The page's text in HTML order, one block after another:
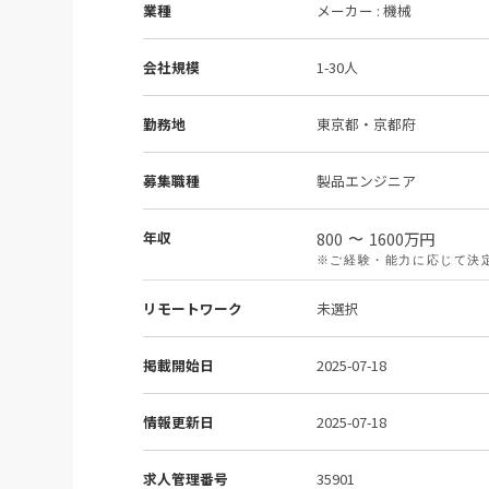
業種 メーカー : 機械
会社規模 1-30人
勤務地 東京都・京都府
募集職種 製品エンジニア
年収 800 〜 1600万円
※ご経験・能力に応じて決
リモートワーク 未選択
掲載開始日 2025-07-18
情報更新日 2025-07-18
求人管理番号 35901